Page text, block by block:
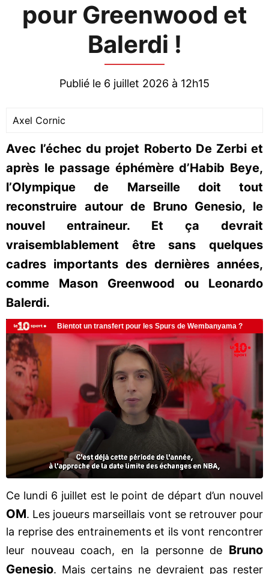
pour Greenwood et
Balerdi !
Publié le 6 juillet 2026 à 12h15
Axel Cornic
Avec l’échec du projet Roberto De Zerbi et
après le passage éphémère d’Habib Beye,
l’Olympique de Marseille doit tout
reconstruire autour de Bruno Genesio, le
nouvel entraineur. Et ça devrait
vraisemblablement être sans quelques
cadres importants des dernières années,
comme Mason Greenwood ou Leonardo
Balerdi.
Ce lundi 6 juillet est le point de départ d’un nouvel
OM. Les joueurs marseillais vont se retrouver pour
la reprise des entrainements et ils vont rencontrer
leur nouveau coach, en la personne de Bruno
Genesio. Mais certains ne devraient pas rester